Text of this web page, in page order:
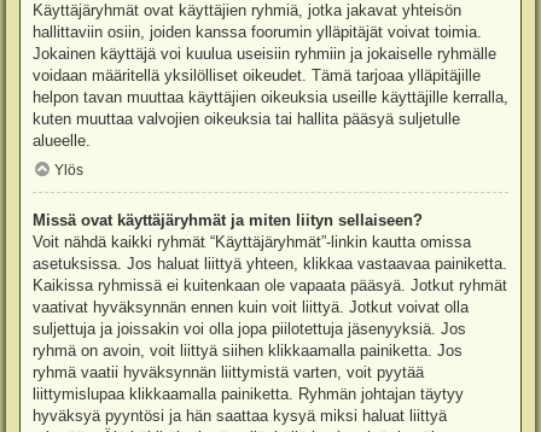
Käyttäjäryhmät ovat käyttäjien ryhmiä, jotka jakavat yhteisön
hallittaviin osiin, joiden kanssa foorumin ylläpitäjät voivat toimia.
Jokainen käyttäjä voi kuulua useisiin ryhmiin ja jokaiselle ryhmälle
voidaan määritellä yksilölliset oikeudet. Tämä tarjoaa ylläpitäjille
helpon tavan muuttaa käyttäjien oikeuksia useille käyttäjille kerralla,
kuten muuttaa valvojien oikeuksia tai hallita pääsyä suljetulle
alueelle.
Ylös
Missä ovat käyttäjäryhmät ja miten liityn sellaiseen?
Voit nähdä kaikki ryhmät “Käyttäjäryhmät”-linkin kautta omissa
asetuksissa. Jos haluat liittyä yhteen, klikkaa vastaavaa painiketta.
Kaikissa ryhmissä ei kuitenkaan ole vapaata pääsyä. Jotkut ryhmät
vaativat hyväksynnän ennen kuin voit liittyä. Jotkut voivat olla
suljettuja ja joissakin voi olla jopa piilotettuja jäsenyyksiä. Jos
ryhmä on avoin, voit liittyä siihen klikkaamalla painiketta. Jos
ryhmä vaatii hyväksynnän liittymistä varten, voit pyytää
liittymislupaa klikkaamalla painiketta. Ryhmän johtajan täytyy
hyväksyä pyyntösi ja hän saattaa kysyä miksi haluat liittyä